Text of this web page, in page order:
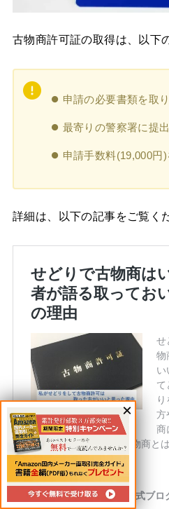
古物商許可証の取得は、以下
申請の必要書類を取
最寄りの警察署に提
申請手数料(19,000円)
詳細は、以下の記事をご覧く